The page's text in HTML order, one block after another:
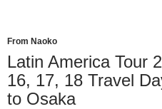
ス
キ
ッ
プ
From Naoko
Latin America Tour
16, 17, 18 Travel
to Osaka